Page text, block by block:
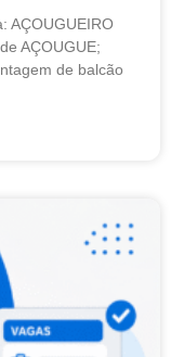
AÇOUGUEIRO
AÇOUGUE;
de balcão